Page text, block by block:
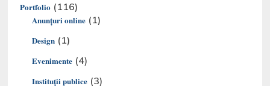
Portfolio (116)
Anunțuri online (1)
Design (1)
Evenimente (4)
Instituții publice (3)